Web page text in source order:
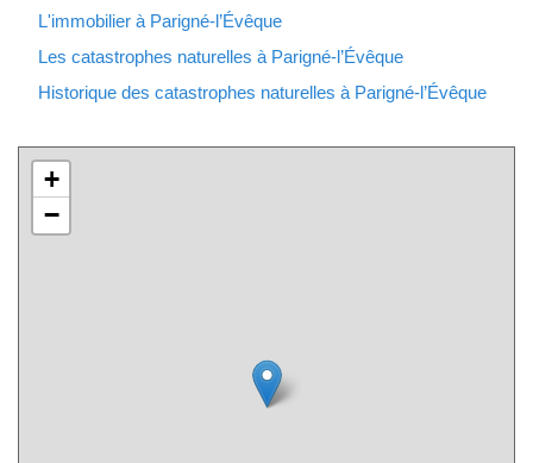
L'immobilier à Parigné-l’Évêque
Les catastrophes naturelles à Parigné-l’Évêque
Historique des catastrophes naturelles à Parigné-l’Évêque
+
−